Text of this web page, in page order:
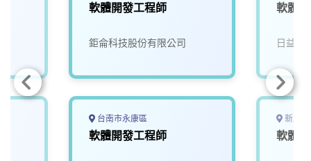
軟體開發工程師
鉅侖科技股份有限公司
台南市永康區
軟體開發工程師
軟體
日益智
新北
軟體